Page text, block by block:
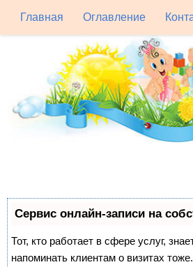
Главная Оглавление
Сервис онлайн-записи на
Тот, кто работает в сфере услуг,
напоминать клиентам о визитах